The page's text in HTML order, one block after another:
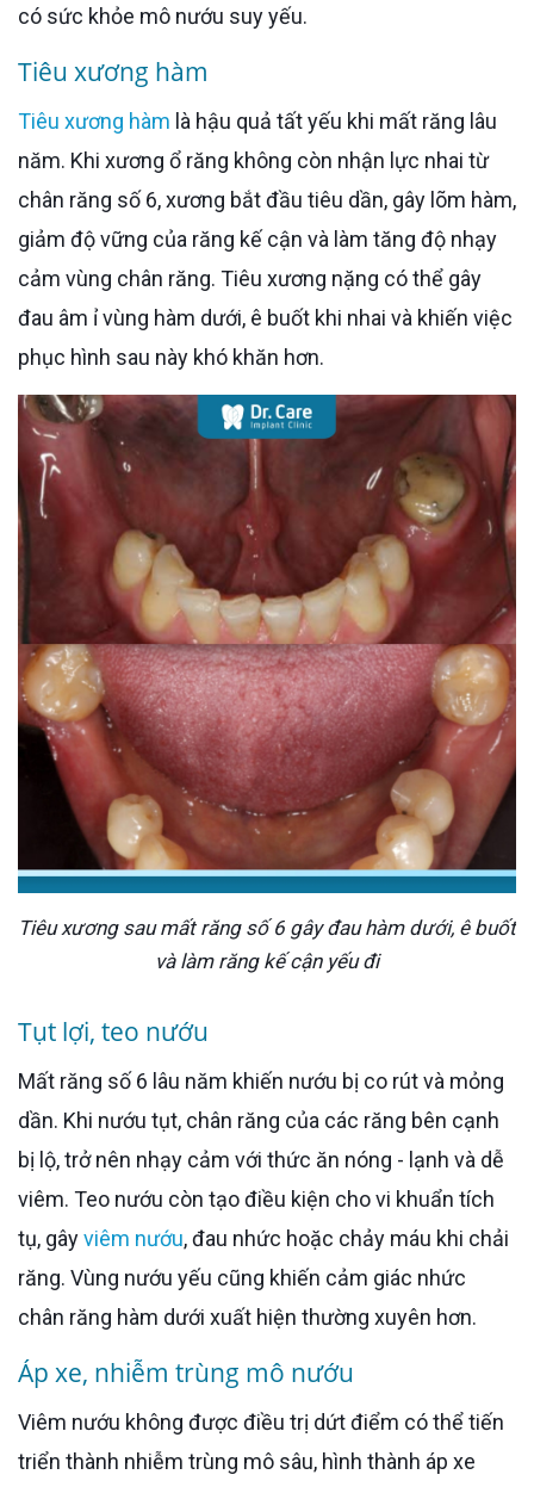
có sức khỏe mô nướu suy yếu.
Tiêu xương hàm
Tiêu xương hàm là hậu quả tất yếu khi mất răng lâu
năm. Khi xương ổ răng không còn nhận lực nhai từ
chân răng số 6, xương bắt đầu tiêu dần, gây lõm hàm,
giảm độ vững của răng kế cận và làm tăng độ nhạy
cảm vùng chân răng. Tiêu xương nặng có thể gây
đau âm ỉ vùng hàm dưới, ê buốt khi nhai và khiến việc
phục hình sau này khó khăn hơn.
Tiêu xương sau mất răng số 6 gây đau hàm dưới, ê buốt
và làm răng kế cận yếu đi
Tụt lợi, teo nướu
Mất răng số 6 lâu năm khiến nướu bị co rút và mỏng
dần. Khi nướu tụt, chân răng của các răng bên cạnh
bị lộ, trở nên nhạy cảm với thức ăn nóng - lạnh và dễ
viêm. Teo nướu còn tạo điều kiện cho vi khuẩn tích
tụ, gâyviêm nướu, đau nhức hoặc chảy máu khi chải
răng. Vùng nướu yếu cũng khiến cảm giác nhức
chân răng hàm dưới xuất hiện thường xuyên hơn.
Áp xe, nhiễm trùng mô nướu
Viêm nướu không được điều trị dứt điểm có thể tiến
triển thành nhiễm trùng mô sâu, hình thành áp xe